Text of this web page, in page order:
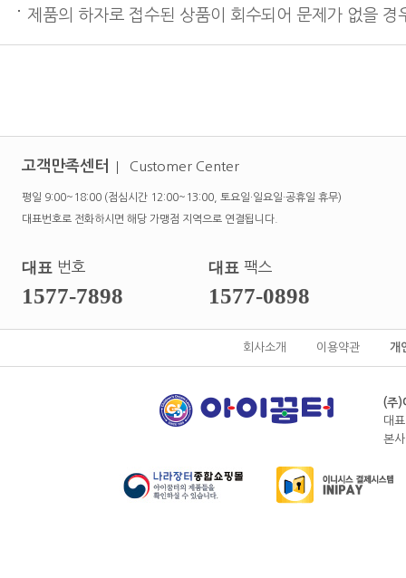
제품의 하자로 접수된 상품이 회수되어 문제가 없을
고객만족센터 Customer Center
평일 9:00~18:00 (점심시간 12:00~13:00, 토요일·일요일·공휴일 휴무)
대표번호로 전화하시면 해당 가맹점 지역으로 연결됩니다.
대표 번호
1577-7898
대표 팩스
1577-0898
회사소개 이용약관 개
(주)
대
본